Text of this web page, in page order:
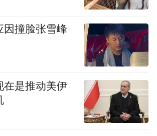
资金中拿出20%，扶贫助学，
，截至2018年，已向社会各界
。
以，菩萨的六度之中，布施第
，菩提心为最。而助力公益事
因撞脸张雪峰
在是推动美伊